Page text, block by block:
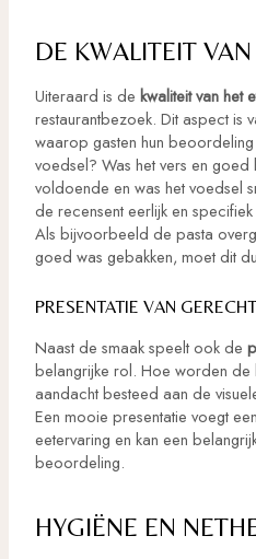
DE KWALITEIT
Uiteraard is de kwaliteit van het
restaurantbezoek. Dit aspect is
waarop gasten hun
voedsel? Was het vers en
voldoende en was het voedsel
de recensent eerlijk en
Als bijvoorbeeld de pasta
goed was gebakken, moet dit
PRESENTATIE VAN
Naast de smaak speelt ook de
belangrijke rol. Hoe worden
aandacht besteed aan de
Een mooie presentatie voegt
eetervaring en kan een
beoordeling.
HYGIËNE EN